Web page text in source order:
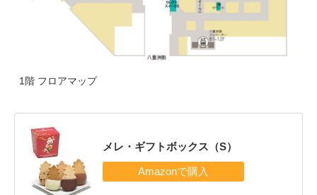
1階 フロアマップ
メレ・ギフトボックス（S）